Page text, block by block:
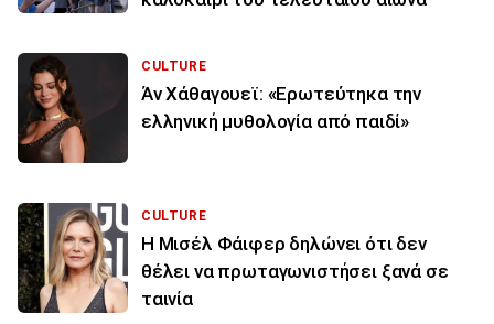
CULTURE
Άν Χάθαγουεϊ: «Ερωτεύτηκα την
ελληνική μυθολογία από παιδί»
CULTURE
Η Μισέλ Φάιφερ δηλώνει ότι δεν
θέλει να πρωταγωνιστήσει ξανά σε
ταινία